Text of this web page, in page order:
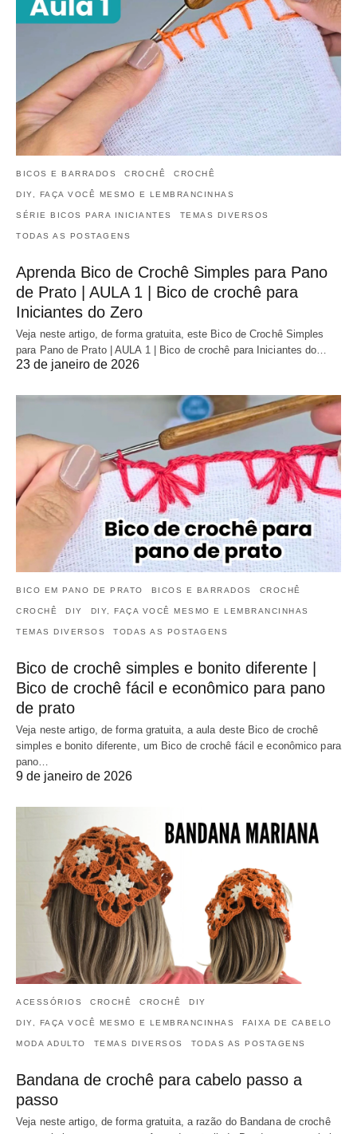
BICOS E BARRADOS CROCHÊ CROCHÊ
DIY, FAÇA VOCÊ MESMO E LEMBRANCINHAS
SÉRIE BICOS PARA INICIANTES TEMAS DIVERSOS
TODAS AS POSTAGENS
Aprenda Bico de Crochê Simples para Pano
de Prato | AULA 1 | Bico de crochê para
Iniciantes do Zero
Veja neste artigo, de forma gratuita, este Bico de Crochê Simples
para Pano de Prato | AULA 1 | Bico de crochê para Iniciantes do…
23 de janeiro de 2026
BICO EM PANO DE PRATO BICOS E BARRADOS CROCHÊ
CROCHÊ DIY DIY, FAÇA VOCÊ MESMO E LEMBRANCINHAS
TEMAS DIVERSOS TODAS AS POSTAGENS
Bico de crochê simples e bonito diferente |
Bico de crochê fácil e econômico para pano
de prato
Veja neste artigo, de forma gratuita, a aula deste Bico de crochê
simples e bonito diferente, um Bico de crochê fácil e econômico para
pano…
9 de janeiro de 2026
ACESSÓRIOS CROCHÊ CROCHÊ DIY
DIY, FAÇA VOCÊ MESMO E LEMBRANCINHAS FAIXA DE CABELO
MODA ADULTO TEMAS DIVERSOS TODAS AS POSTAGENS
Bandana de crochê para cabelo passo a
passo
Veja neste artigo, de forma gratuita, a razão do Bandana de crochê